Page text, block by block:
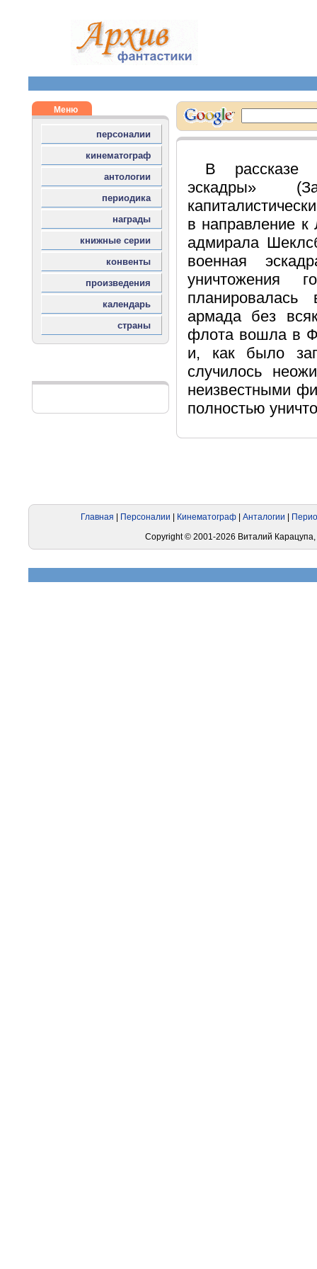
В рассказе
эскадры»
в направление к
адмирала
военная
уничтожения
армада без
флота вошла в
и, как было
случилось
неизвестными
полностью